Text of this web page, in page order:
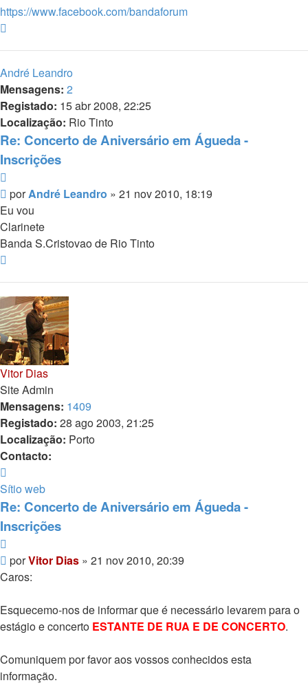
https://www.facebook.com/bandaforum
André Leandro
Mensagens: 2
Registado: 15 abr 2008, 22:25
Localização: Rio Tinto
Re: Concerto de Aniversário em Águeda -
Inscrições
Mensagem
porAndré Leandro » 21 nov 2010, 18:19
Eu vou
Clarinete
Banda S.Cristovao de Rio Tinto
Vitor Dias
Site Admin
Mensagens: 1409
Registado: 28 ago 2003, 21:25
Localização: Porto
Contacto:
Vitor
Dias
Sítio web
Re: Concerto de Aniversário em Águeda -
Inscrições
Mensagem
porVitor Dias » 21 nov 2010, 20:39
Caros:
Esquecemo-nos de informar que é necessário levarem para o
estágio e concerto ESTANTE DE RUA E DE CONCERTO.
Comuniquem por favor aos vossos conhecidos esta
informação.